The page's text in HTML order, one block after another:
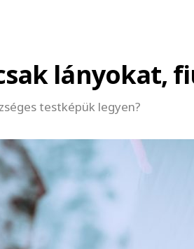
lányokat,
testképük legyen?